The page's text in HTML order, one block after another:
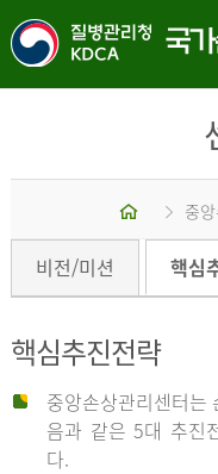
중
비전/미션 핵심
핵심추진전략
중앙손상관리센터는
음과 같은 5대 추진
다.